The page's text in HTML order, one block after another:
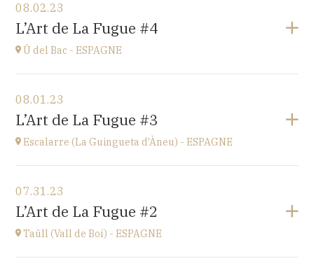
Eglise de Pompierre-sur-Doubs (25340)
3 chemin de l'église
at17H
08.02.23
L’Art de La Fugue #4
Ü del Bac - ESPAGNE
Ü del Bac - ESPAGNE
Vall del Bac
at21H00
08.01.23
L’Art de La Fugue #3
Escalarre (La Guingueta d'Àneu) - ESPAGNE
Escalarre (La Guingueta d'Àneu) - ESPAGNE
église
at21H00
07.31.23
L’Art de La Fugue #2
Taüll (Vall de Boí) - ESPAGNE